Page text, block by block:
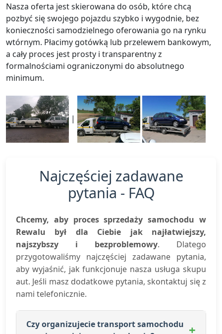
Nasza oferta jest skierowana do osób, które chcą
pozbyć się swojego pojazdu szybko i wygodnie, bez
konieczności samodzielnego oferowania go na rynku
wtórnym. Płacimy gotówką lub przelewem bankowym,
a cały proces jest prosty i transparentny z
formalnościami ograniczonymi do absolutnego
minimum.
|
Najczęściej zadawane
pytania - FAQ
Chcemy, aby proces sprzedaży samochodu w
Rewalu był dla Ciebie jak najłatwiejszy,
najszybszy i bezproblemowy. Dlatego
przygotowaliśmy najczęściej zadawane pytania,
aby wyjaśnić, jak funkcjonuje nasza usługa skupu
aut. Jeśli masz dodatkowe pytania, skontaktuj się z
nami telefonicznie.
Czy organizujecie transport samochodu